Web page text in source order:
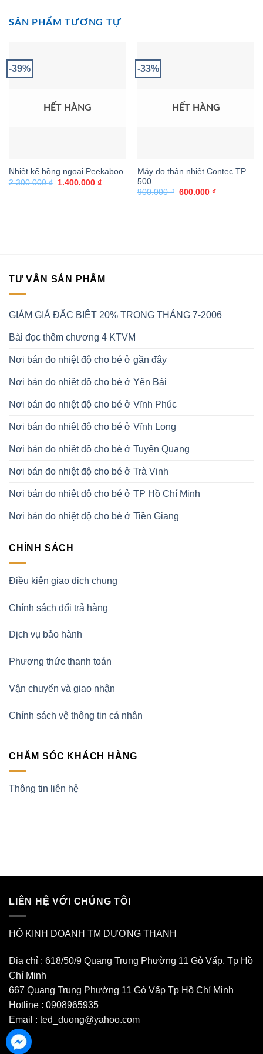
SẢN PHẨM TƯƠNG TỰ
-39%
HẾT HÀNG
Nhiệt kế hồng ngoại Peekaboo
2.300.000₫
Giá
1.400.000 ₫Giá
-33%
HẾT HÀNG
Máy đo thân nhiệt Contec TP
500
900.000₫ Giá
600.000 ₫Giá
TƯ VẤN SẢN PHẨM
GIẢM GIÁ ĐẶC BIÊT 20% TRONG THÁNG 7-2006
Bài đọc thêm chương 4 KTVM
Nơi bán đo nhiệt độ cho bé ở gần đây
Nơi bán đo nhiệt độ cho bé ở Yên Bái
Nơi bán đo nhiệt độ cho bé ở Vĩnh Phúc
Nơi bán đo nhiệt độ cho bé ở Vĩnh Long
Nơi bán đo nhiệt độ cho bé ở Tuyên Quang
Nơi bán đo nhiệt độ cho bé ở Trà Vinh
Nơi bán đo nhiệt độ cho bé ở TP Hồ Chí Minh
Nơi bán đo nhiệt độ cho bé ở Tiền Giang
CHÍNH SÁCH
Điều kiện giao dịch chung
Chính sách đổi trả hàng
Dịch vụ bảo hành
Phương thức thanh toán
Vận chuyển và giao nhận
Chính sách vệ thông tin cá nhân
CHĂM SÓC KHÁCH HÀNG
Thông tin liên hệ
LIÊN HỆ VỚI CHÚNG TÔI
HỘ KINH DOANH TM DƯƠNG THANH
Địa chỉ : 618/50/9 Quang Trung Phường 11 Gò Vấp. Tp Hồ
Chí Minh
667 Quang Trung Phường 11 Gò Vấp Tp Hồ Chí Minh
Hotline : 0908965935
Email : ted_duong@yahoo.com